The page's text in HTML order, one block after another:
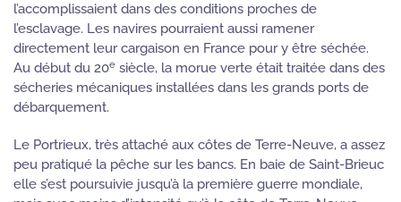
l’accomplissaient dans des conditions proches de
l’esclavage. Les navires pourraient aussi ramener
directement leur cargaison en France pour y être séchée.
Au début du 20e siècle, la morue verte était traitée dans des
sécheries mécaniques installées dans les grands ports de
débarquement.
Le Portrieux, très attaché aux côtes de Terre-Neuve, a assez
peu pratiqué la pêche sur les bancs. En baie de Saint-Brieuc
elle s’est poursuivie jusqu’à la première guerre mondiale,